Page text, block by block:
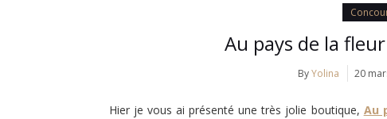
Au pays de la
ByYolina 20
Hier je vous ai présenté une très jolie boutique, Au